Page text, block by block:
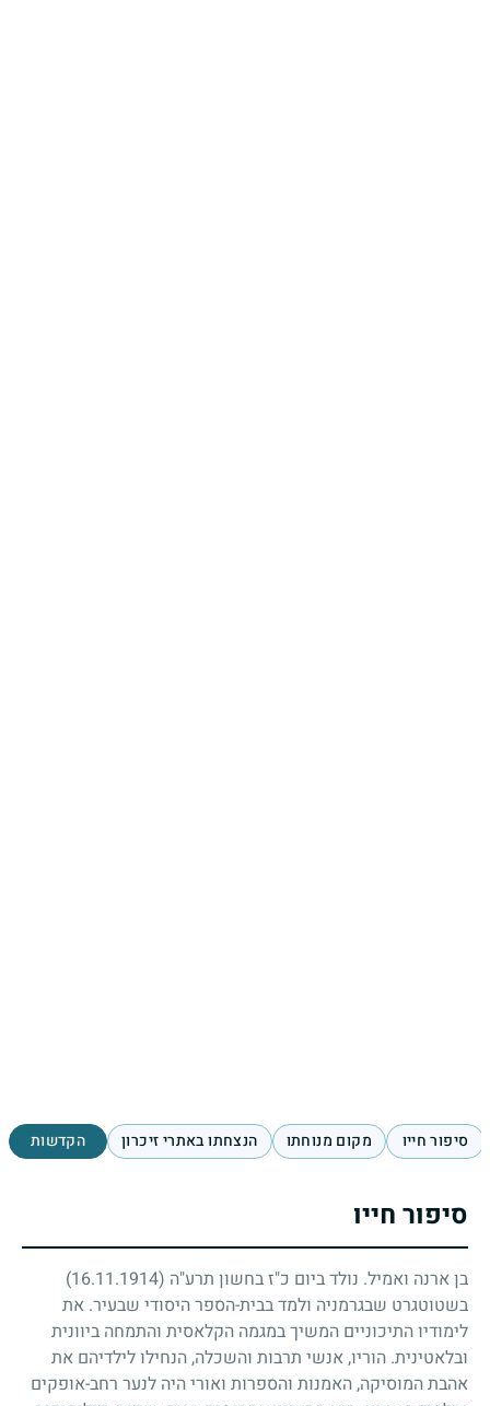
סיפור חייו מקום מנוחתו הנצחתו באתרי זיכרון הקדשות
סיפור חייו
בן ארנה ואמיל. נולד ביום כ"ז בחשון תרע"ה (16.11.1914)
בשטוטגרט שבגרמניה ולמד בבית-הספר היסודי שבעיר. את
לימודיו התיכוניים המשיך במגמה הקלאסית והתמחה ביוונית
ובלאטינית. הוריו, אנשי תרבות והשכלה, הנחילו לילדיהם את
אהבת המוסיקה, האמנות והספרות ואורי היה לנער רחב-אופקים